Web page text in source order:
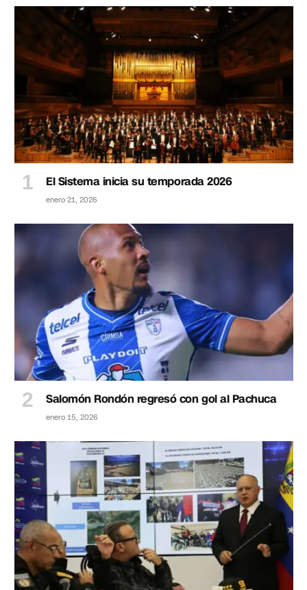
El Sistema inicia su temporada 2026
enero 21, 2026
Salomón Rondón regresó con gol al Pachuca
enero 15, 2026